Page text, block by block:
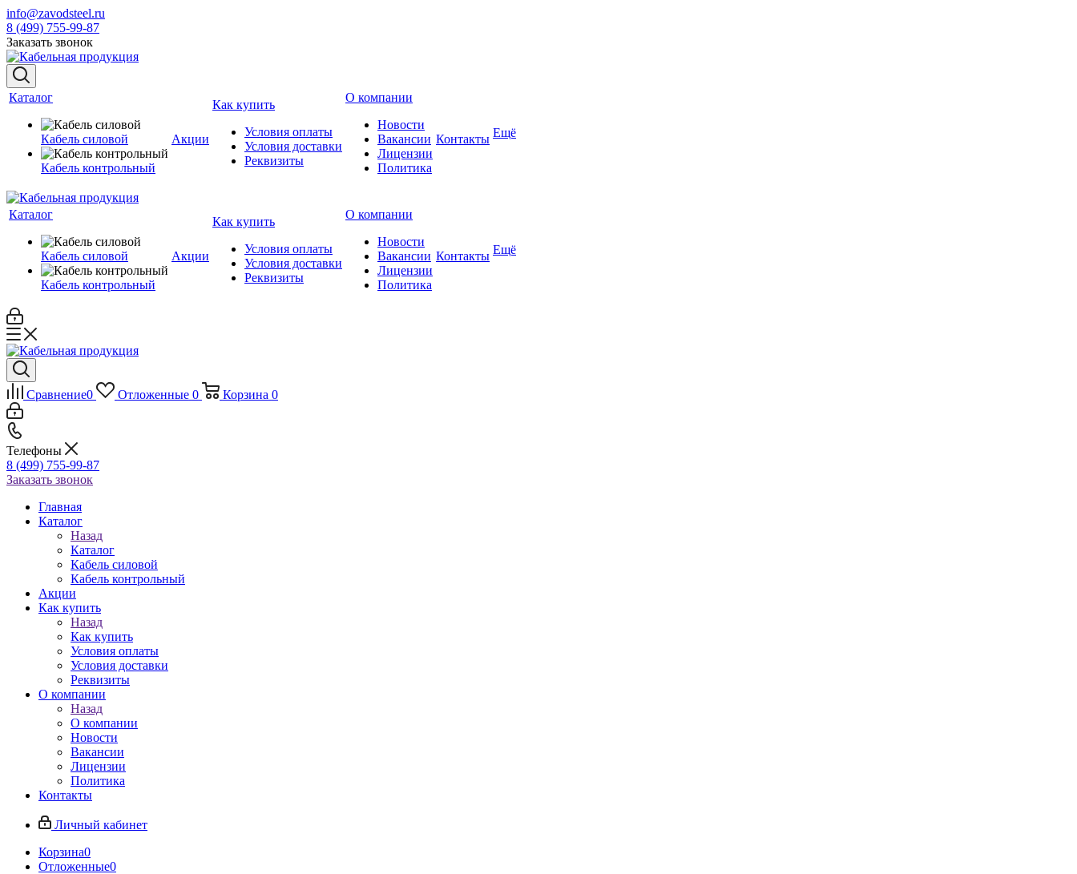
info@zavodsteel.ru
8 (499) 755-99-87
Заказать звонок
Каталог
Кабель силовой
Кабель контрольный
Акции
Как купить
Условия оплаты
Условия доставки
Реквизиты
О компании
Новости
Вакансии
Лицензии
Политика
Контакты Ещё
Каталог
Кабель силовой
Кабель контрольный
Акции
Как купить
Условия оплаты
Условия доставки
Реквизиты
О компании
Новости
Вакансии
Лицензии
Политика
Контакты Ещё
Сравнение0 Отложенные 0 Корзина 0
Телефоны
8 (499) 755-99-87
Заказать звонок
Главная
Каталог
Назад
Каталог
Кабель силовой
Кабель контрольный
Акции
Как купить
Назад
Как купить
Условия оплаты
Условия доставки
Реквизиты
О компании
Назад
О компании
Новости
Вакансии
Лицензии
Политика
Контакты
Личный кабинет
Корзина0
Отложенные0